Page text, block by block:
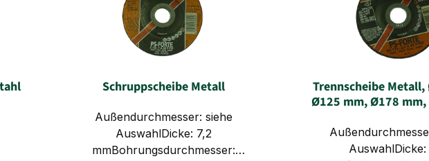
Schruppscheibe Metall
Außendurchmesser: siehe
AuswahlDicke: 7,2
mmBohrungsdurchmesser:
Trennscheibe
Ø125 mm, Ø178